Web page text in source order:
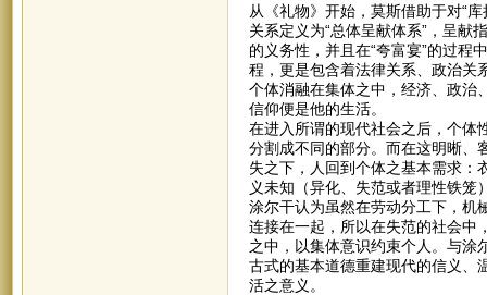
从《礼物》开始，莫斯借助于对“
关系定义为“总体呈献体系”，呈献
的义务性，并且在“夸富宴”的过程
程，更是包含着法律关系、政治关
个体消融在集体之中，经济、政治
信仰便是他的生活。
在进入所谓的现代社会之后，个体
分割成不同的部分。而在这明晰、
失之下，人回到个体之基本需求：
义未知（异化、失范或者理性铁笼
涂尔干认为虽然在劳动分工下，机
连接在一起，所以在失范的社会中
之中，以集体意识约束个人。与涂
古式的基本道德重建现代的信义、
活之意义。